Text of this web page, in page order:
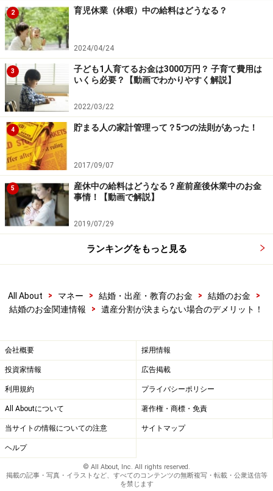
2 育児休業（休暇）中の給料はどうなる？
2024/04/24
3
子ども1人育てるお金は3000万円？ 子育て費用は
いくら必要？【動画でわかりやすく解説】
2022/03/22
4 貯まる人の家計管理って？5つの法則があった！
2017/09/07
5
産休中の給料はどうなる？産前産後休業中のお金
事情！【動画で解説】
2019/07/29
ランキングをもっと見る
All About > マネー > 結婚・出産・教育のお金 > 結婚のお金
>
結婚のお金関連情報
> 遺産分割が決まらない場合のデメリット！
会社概要 採用情報
投資家情報 広告掲載
利用規約 プライバシーポリシー
All Aboutについて 著作権・商標・免責
当サイトの情報についての注意 サイトマップ
ヘルプ
© All About, Inc. All rights reserved.
掲載の記事・写真・イラストなど、すべてのコンテンツの無断複写・転載・公衆送信等
を禁じます